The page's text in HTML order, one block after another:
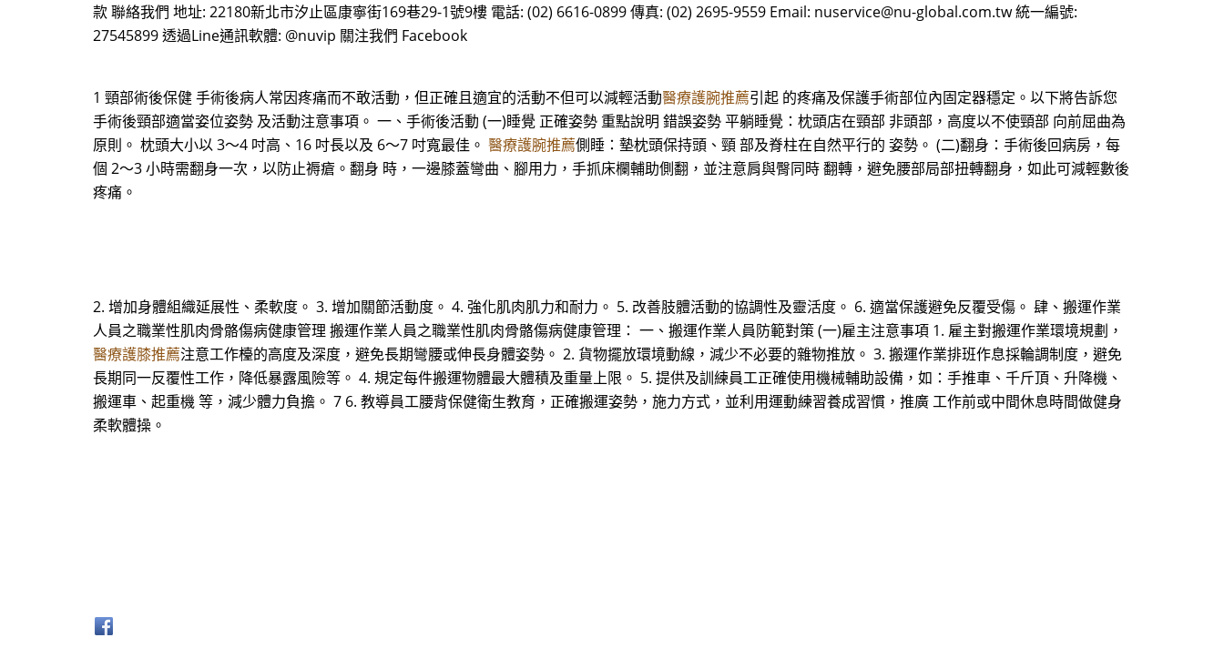
款 聯絡我們 地址: 22180新北市汐止區康寧街169巷29-1號9樓 電話: (02) 6616-0899 傳真: (02) 2695-9559 Email: nuservice@nu-global.com.tw 統一編號:
27545899 透過Line通訊軟體: @nuvip 關注我們 Facebook
1 頸部術後保健 手術後病人常因疼痛而不敢活動，但正確且適宜的活動不但可以減輕活動醫療護腕推薦引起 的疼痛及保護手術部位內固定器穩定。以下將告訴您
手術後頸部適當姿位姿勢 及活動注意事項。 一、手術後活動 (一)睡覺 正確姿勢 重點說明 錯誤姿勢 平躺睡覺：枕頭店在頸部 非頭部，高度以不使頸部 向前屈曲為
原則。 枕頭大小以 3～4 吋高、16 吋長以及 6～7 吋寬最佳。 醫療護腕推薦側睡：墊枕頭保持頭、頸 部及脊柱在自然平行的 姿勢。 (二)翻身：手術後回病房，每
個 2～3 小時需翻身一次，以防止褥瘡。翻身 時，一邊膝蓋彎曲、腳用力，手抓床欄輔助側翻，並注意肩與臀同時 翻轉，避免腰部局部扭轉翻身，如此可減輕數後
疼痛。
2. 增加身體組織延展性、柔軟度。 3. 增加關節活動度。 4. 強化肌肉肌力和耐力。 5. 改善肢體活動的協調性及靈活度。 6. 適當保護避免反覆受傷。 肆、搬運作業
人員之職業性肌肉骨骼傷病健康管理 搬運作業人員之職業性肌肉骨骼傷病健康管理： 一、搬運作業人員防範對策 (一)雇主注意事項 1. 雇主對搬運作業環境規劃，
醫療護膝推薦注意工作檯的高度及深度，避免長期彎腰或伸長身體姿勢。 2. 貨物擺放環境動線，減少不必要的雜物推放。 3. 搬運作業排班作息採輪調制度，避免
長期同一反覆性工作，降低暴露風險等。 4. 規定每件搬運物體最大體積及重量上限。 5. 提供及訓練員工正確使用機械輔助設備，如：手推車、千斤頂、升降機、
搬運車、起重機 等，減少體力負擔。 7 6. 教導員工腰背保健衛生教育，正確搬運姿勢，施力方式，並利用運動練習養成習慣，推廣 工作前或中間休息時間做健身
柔軟體操。